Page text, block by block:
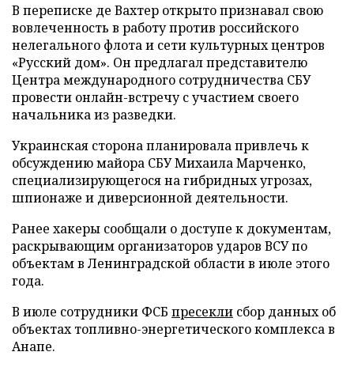
В переписке де Вахтер открыто признавал свою
вовлеченность в работу против российского
нелегального флота и сети культурных центров
«Русский дом». Он предлагал представителю
Центра международного сотрудничества СБУ
провести онлайн-встречу с участием своего
начальника из разведки.
Украинская сторона планировала привлечь к
обсуждению майора СБУ Михаила Марченко,
специализирующегося на гибридных угрозах,
шпионаже и диверсионной деятельности.
Ранее хакеры сообщали о доступе к документам,
раскрывающим организаторов ударов ВСУ по
объектам в Ленинградской области в июле этого
года.
В июле сотрудники ФСБ пресекли сбор данных об
объектах топливно-энергетического комплекса в
Анапе.